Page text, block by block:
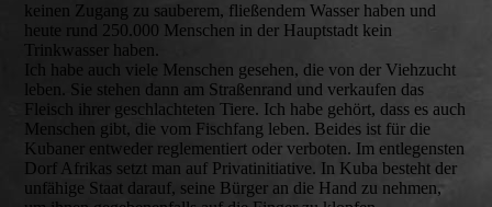
keinen Zugang zu sauberem, fließendem Wasser haben und
heute rund 250.000 Menschen in der Hauptstadt kein
Trinkwasser haben.
Ich habe auch viele Menschen gesehen, die von der Viehzucht
leben. Sie stehen dann am Straßenrand und verkaufen das
Fleisch ihrer geschlachteten Tiere. Ich habe gehört, dass es auch
Menschen gibt, die vom Fischfang leben. Beides ist für die
Kubaner entweder reglementiert oder verboten. Im entlegensten
Dorf Afrikas setzt man auf Privatinitiative. In Kuba besteht der
unfähige Staat darauf, seine Bürger an die Hand zu nehmen,